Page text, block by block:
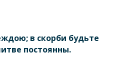
в скорби будьте
постоянны.